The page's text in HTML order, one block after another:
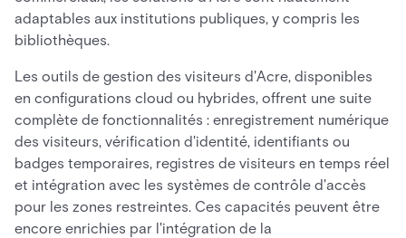
adaptables aux institutions publiques, y compris les
bibliothèques.
Les outils de gestion des visiteurs d'Acre, disponibles
en configurations cloud ou hybrides, offrent une suite
complète de fonctionnalités : enregistrement numérique
des visiteurs, vérification d'identité, identifiants ou
badges temporaires, registres de visiteurs en temps réel
et intégration avec les systèmes de contrôle d'accès
pour les zones restreintes. Ces capacités peuvent être
encore enrichies par l'intégration de la